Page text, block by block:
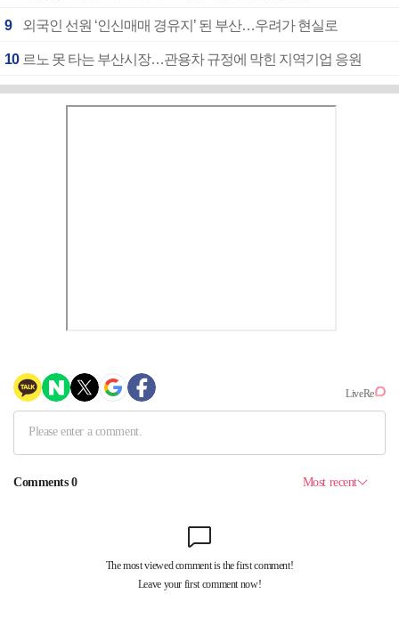
9 외국인 선원 ‘인신매매 경유지’ 된 부산…우려가 현실로
10 르노 못 타는 부산시장…관용차 규정에 막힌 지역기업 응원